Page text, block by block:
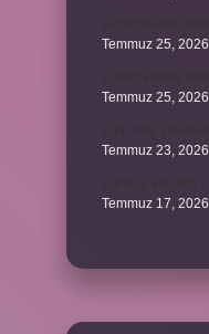
Temmuz 25, 2026
Temmuz 25, 2026
Temmuz 23, 2026
Temmuz 17, 2026